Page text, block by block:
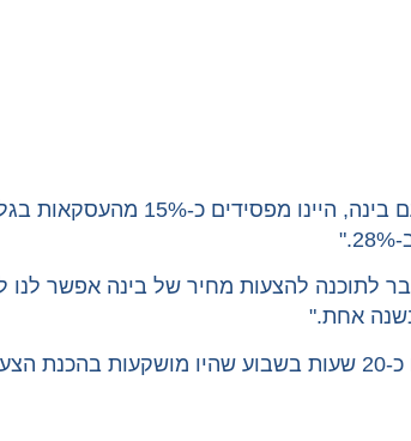
נפתלי, בעל חברת שיפוצים:
עו"ד מיכל כהן, בעלת משרד עורכי דין: "אנחנו חוסכים כ-20